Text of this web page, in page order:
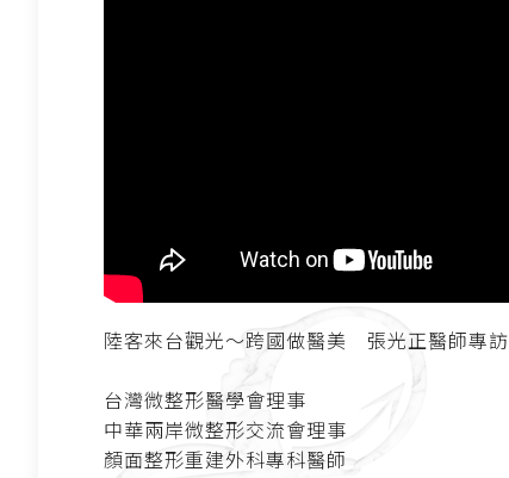
陸客來台觀光～跨國做醫美 張光正醫師專訪
台灣微整形醫學會理事
中華兩岸微整形交流會理事
顏面整形重建外科專科醫師